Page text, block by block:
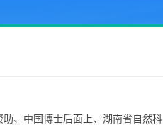
、中国博士后面上、湖南省自然科